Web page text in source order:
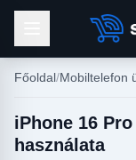
Főoldal Mobiltelefon
iPhone 16
használata